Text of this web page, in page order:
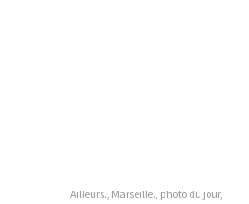
Ailleurs., Marseille., photo du jour,